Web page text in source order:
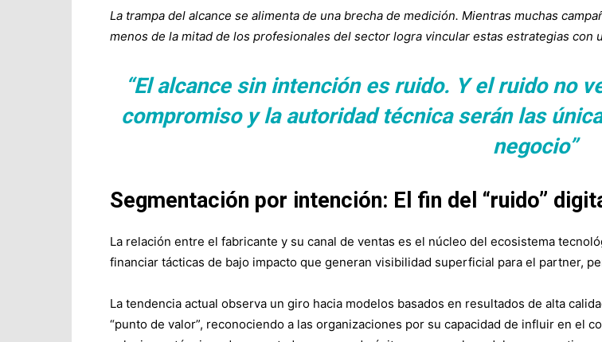
La trampa del alcance se alimenta de una brecha de medición. Mientras muchas
menos de la mitad de los profesionales del sector logra vincular estas estrategias con
“El alcance sin intención es ruido. Y el ruido no
compromiso y la autoridad técnica serán las
negocio”
Segmentación por intención: El fin del “ruido”
La relación entre el fabricante y su canal de ventas es el núcleo del ecosistema
financiar tácticas de bajo impacto que generan visibilidad superficial para el partner,
La tendencia actual observa un giro hacia modelos basados en resultados de alta
“punto de valor”, reconociendo a las organizaciones por su capacidad de influir en el